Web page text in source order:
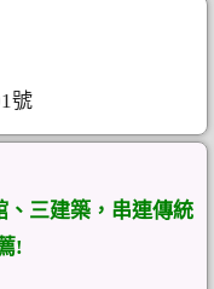
號
、三建築，串連傳統
!